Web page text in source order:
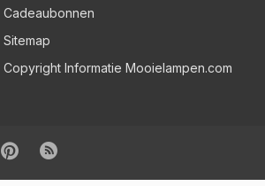
Cadeaubonnen
Sitemap
Copyright Informatie Mooielampen.com